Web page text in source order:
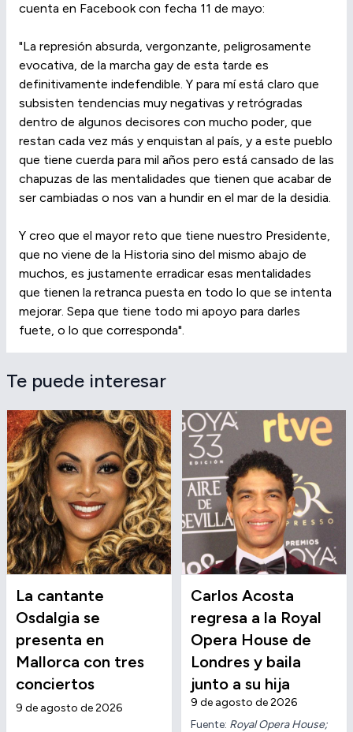
cuenta en Facebook con fecha 11 de mayo:
"La represión absurda, vergonzante, peligrosamente
evocativa, de la marcha gay de esta tarde es
definitivamente indefendible. Y para mí está claro que
subsisten tendencias muy negativas y retrógradas
dentro de algunos decisores con mucho poder, que
restan cada vez más y enquistan al país, y a este pueblo
que tiene cuerda para mil años pero está cansado de las
chapuzas de las mentalidades que tienen que acabar de
ser cambiadas o nos van a hundir en el mar de la desidia.
Y creo que el mayor reto que tiene nuestro Presidente,
que no viene de la Historia sino del mismo abajo de
muchos, es justamente erradicar esas mentalidades
que tienen la retranca puesta en todo lo que se intenta
mejorar. Sepa que tiene todo mi apoyo para darles
fuete, o lo que corresponda".
Te puede interesar
La cantante
Osdalgia se
presenta en
Mallorca con tres
conciertos
9 de agosto de 2026
Carlos Acosta
regresa a la Royal
Opera House de
Londres y baila
junto a su hija
9 de agosto de 2026
Fuente: Royal Opera House;